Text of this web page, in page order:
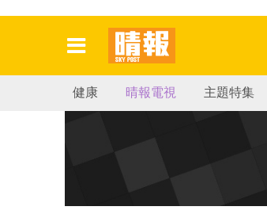
健康 晴報電視 主題特集